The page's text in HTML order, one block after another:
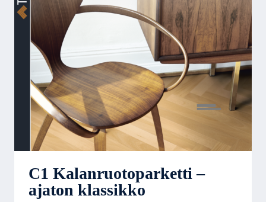
C1 Kalanruotoparketti –
ajaton klassikko